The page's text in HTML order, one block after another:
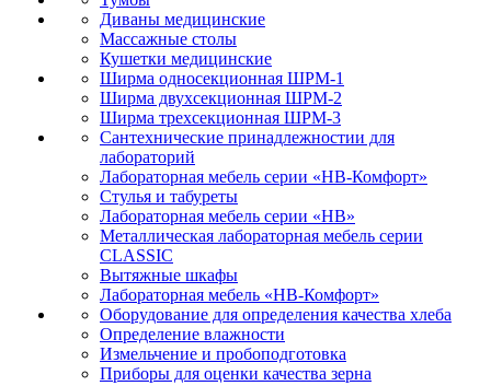
Диваны медицинские
Массажные столы
Кушетки медицинские
Ширма односекционная ШРМ-1
Ширма двухсекционная ШРМ-2
Ширма трехсекционная ШРМ-3
Сантехнические принадлежностии для
лабораторий
Лабораторная мебель серии «НВ-Комфорт»
Стулья и табуреты
Лабораторная мебель серии «НВ»
Металлическая лабораторная мебель серии
CLASSIC
Вытяжные шкафы
Лабораторная мебель «НВ-Комфорт»
Оборудование для определения качества хлеба
Определение влажности
Измельчение и пробоподготовка
Приборы для оценки качества зерна